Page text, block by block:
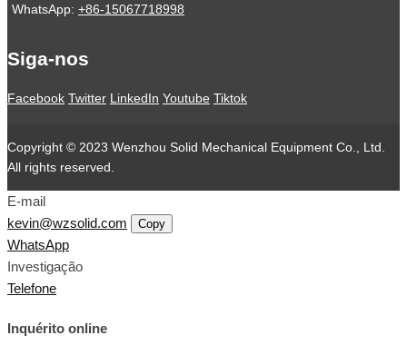
WhatsApp: +86-15067718998
Siga-nos
Facebook Twitter LinkedIn Youtube Tiktok
Copyright © 2023 Wenzhou Solid Mechanical Equipment Co., Ltd.
All rights reserved.
E-mail
kevin@wzsolid.com
Copy
WhatsApp
Investigação
Telefone
Inquérito online